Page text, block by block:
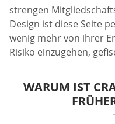
strengen
Design ist diese Seite
wenig mehr von ihrer
Risiko einzugehen,
WARUM IST